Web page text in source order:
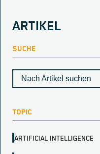
ARTIKEL
SUCHE
TOPIC
ARTIFICIAL INTELLIGENCE